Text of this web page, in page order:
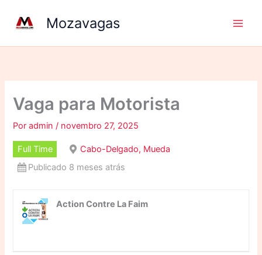
conteúdo
Mozavagas
Vaga para Motorista
Poradmin/ novembro 27, 2025
Full Time
Cabo-Delgado, Mueda
Publicado 8 meses atrás
Action Contre La Faim